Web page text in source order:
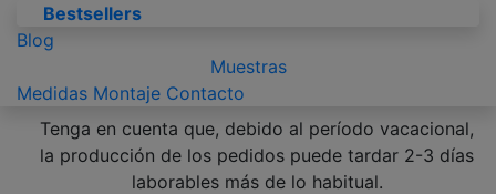
Bestsellers
Blog
Muestras
Medidas Montaje Contacto
Tenga en cuenta que, debido al período vacacional,
la producción de los pedidos puede tardar 2-3 días
laborables más de lo habitual.